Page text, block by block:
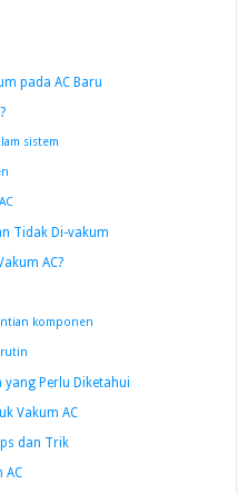
pada AC Baru
sistem
Tidak Di-vakum
AC?
komponen
rutin
yang Perlu Diketahui
Vakum AC
dan Trik
AC